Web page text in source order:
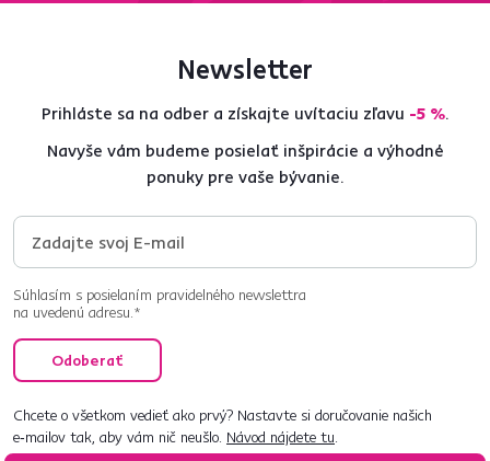
Newsletter
Prihláste sa na odber a získajte uvítaciu zľavu -5 %.
Navyše vám budeme posielať inšpirácie a výhodné
ponuky pre vaše bývanie.
Súhlasím s posielaním pravidelného newslettra
na uvedenú adresu.*
Odoberať
Chcete o všetkom vedieť ako prvý? Nastavte si doručovanie našich
e‑mailov tak, aby vám nič neušlo. Návod nájdete tu.